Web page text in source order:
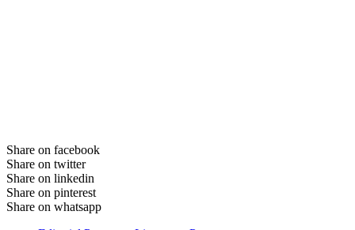
Share on facebook
Share on twitter
Share on linkedin
Share on pinterest
Share on whatsapp